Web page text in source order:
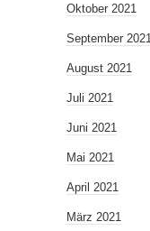
Oktober 2021
September 2021
August 2021
Juli 2021
Juni 2021
Mai 2021
April 2021
März 2021